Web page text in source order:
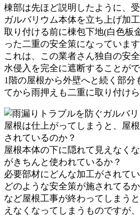
棟部は先ほど説明したように、
ガルバリウム本体を立ち上げ加
取り付ける前に棟包下地(白色板
った二重の安全策になっています
これは、この業者さん独自の安
水侵入を完全に遮断することがで
1階の屋根から外壁へと続く部分
てから雨押えも二重に取り付けら
屋根は仕上がってしまうと、屋
されているのか？
屋根本体の下に隠れて見えなく
がきちんと使われているか？
必要部材にどんな加工がされて
どのような安全策が施されてるか
など屋根工事が終わってしまう
えなくなってしまうものですが